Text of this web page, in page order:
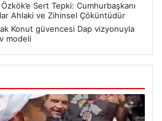
Sert Tepki: Cumhurbaşkanı
Ahlaki ve Zihinsel Çöküntüdür
Konut güvencesi Dap vizyonuyla
modeli